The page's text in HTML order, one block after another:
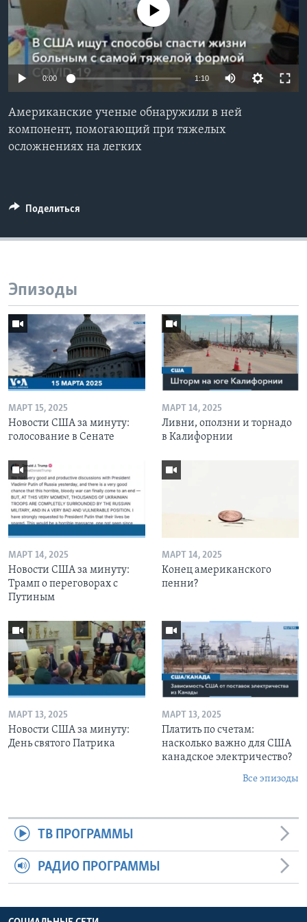
Learning English
СОЦИАЛЬНЫЕ СЕТИ
Языки
No media source currently available
0:00 1:10
Американские ученые обнаружили в ней
компонент, помогающий при тяжелых
осложнениях на легких
Поделиться
Эпизоды
МАРТ 15, 2025
Новости США за минуту:
голосование в Сенате
МАРТ 14, 2025
Ливни, оползни и торнадо
в Калифорнии
МАРТ 14, 2025
Новости США за минуту:
Трамп о переговорах с
Путиным
МАРТ 14, 2025
Конец американского
пенни?
МАРТ 13, 2025
Новости США за минуту:
День святого Патрика
МАРТ 13, 2025
Платить по счетам:
насколько важно для США
канадское электричество?
Все эпизоды
ТВ ПРОГРАММЫ
РАДИО ПРОГРАММЫ